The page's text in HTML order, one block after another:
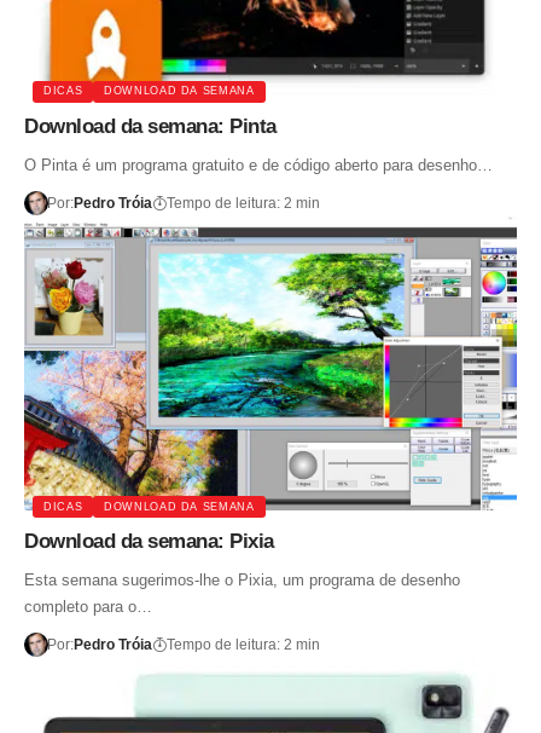
DICAS DOWNLOAD DA SEMANA
Download da semana: Pinta
O Pinta é um programa gratuito e de código aberto para desenho…
Por:Pedro Tróia Tempo de leitura: 2 min
DICAS DOWNLOAD DA SEMANA
Download da semana: Pixia
Esta semana sugerimos-lhe o Pixia, um programa de desenho
completo para o…
Por:Pedro Tróia Tempo de leitura: 2 min